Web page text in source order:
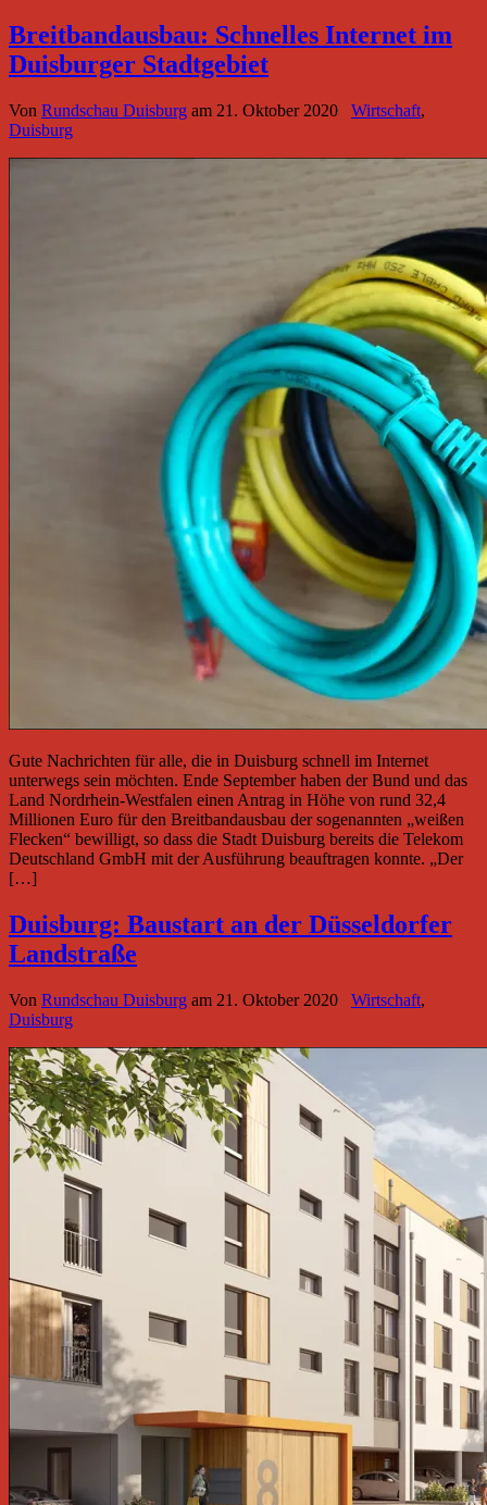
Breitbandausbau: Schnelles Internet im
Duisburger Stadtgebiet
Von Rundschau Duisburg am 21. Oktober 2020 Wirtschaft,
Duisburg
Gute Nachrichten für alle, die in Duisburg schnell im Internet
unterwegs sein möchten. Ende September haben der Bund und das
Land Nordrhein-Westfalen einen Antrag in Höhe von rund 32,4
Millionen Euro für den Breitbandausbau der sogenannten „weißen
Flecken“ bewilligt, so dass die Stadt Duisburg bereits die Telekom
Deutschland GmbH mit der Ausführung beauftragen konnte. „Der
[…]
Duisburg: Baustart an der Düsseldorfer
Landstraße
Von Rundschau Duisburg am 21. Oktober 2020 Wirtschaft,
Duisburg